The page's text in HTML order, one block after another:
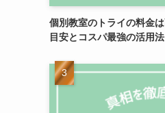
個別教室のトライの料金
目安とコスパ最強の活用法